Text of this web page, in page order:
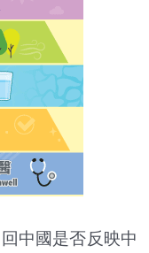
中國是否反映中